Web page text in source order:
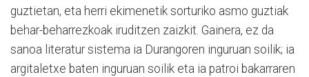
guztietan, eta herri ekimenetik sorturiko asmo guztiak
behar-beharrezkoak iruditzen zaizkit. Gainera, ez da
sanoa literatur sistema ia Durangoren inguruan soilik; ia
argitaletxe baten inguruan soilik eta ia patroi bakarraren